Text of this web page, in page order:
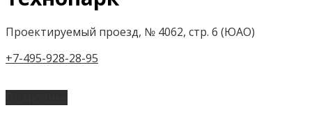
Проектируемый проезд, № 4062, стр. 6 (ЮАО)
+7-495-928-28-95